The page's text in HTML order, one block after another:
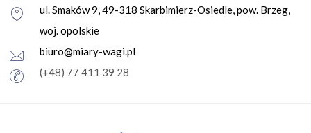
ul. Smaków 9, 49-318 Skarbimierz-Osiedle, pow. Brzeg,
woj. opolskie
biuro@miary-wagi.pl
(+48) 77 411 39 28